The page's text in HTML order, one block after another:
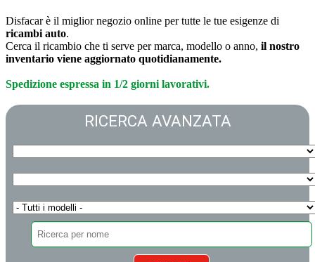
Disfacar è il miglior negozio online per tutte le tue esigenze di
ricambi auto.
Cerca il ricambio che ti serve per marca, modello o anno, il nostro
inventario viene aggiornato quotidianamente.
Spedizione espressa in 1/2 giorni lavorativi.
RICERCA AVANZATA